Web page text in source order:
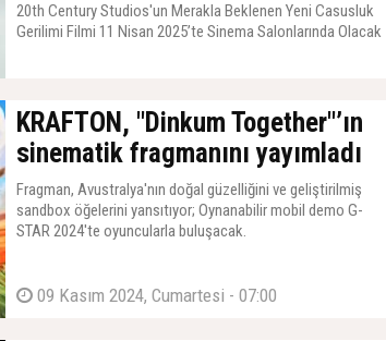
20th Century Studios'un Merakla Beklenen Yeni Casusluk
Gerilimi Filmi 11 Nisan 2025’te Sinema Salonlarında Olacak
KRAFTON, "Dinkum Together"’ın
sinematik fragmanını yayımladı
Fragman, Avustralya'nın doğal güzelliğini ve geliştirilmiş
sandbox öğelerini yansıtıyor; Oynanabilir mobil demo G-
STAR 2024'te oyuncularla buluşacak.
09 Kasım 2024, Cumartesi - 07:00